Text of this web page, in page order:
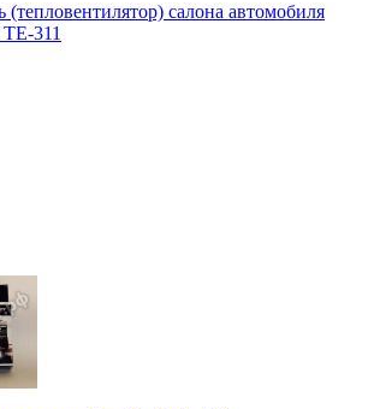
(тепловентилятор) салона автомобиля
311